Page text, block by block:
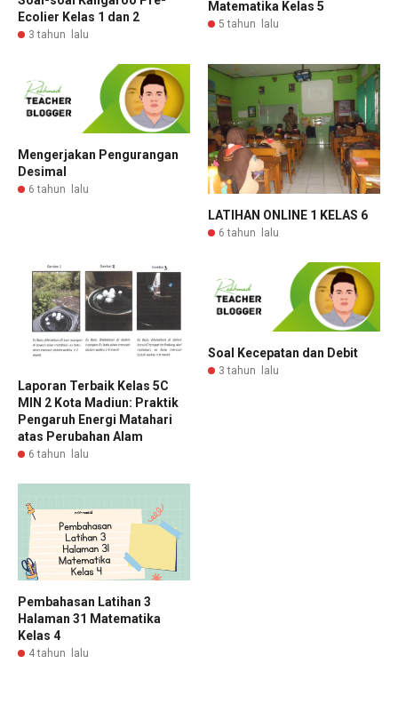
Ecolier Kelas 1 dan 2
3 tahun lalu
Matematika Kelas 5
5 tahun lalu
Mengerjakan Pengurangan
Desimal
6 tahun lalu
LATIHAN ONLINE 1 KELAS 6
6 tahun lalu
Laporan Terbaik Kelas 5C
MIN 2 Kota Madiun: Praktik
Pengaruh Energi Matahari
atas Perubahan Alam
6 tahun lalu
Soal Kecepatan dan Debit
3 tahun lalu
Pembahasan Latihan 3
Halaman 31 Matematika
Kelas 4
4 tahun lalu